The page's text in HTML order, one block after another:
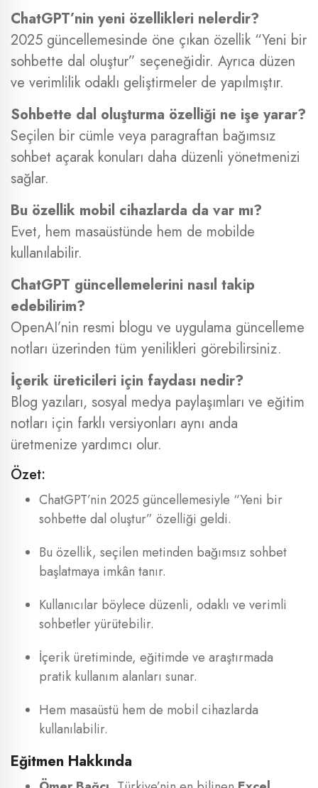
ChatGPT’nin yeni özellikleri nelerdir?
2025 güncellemesinde öne çıkan özellik “Yeni bir
sohbette dal oluştur” seçeneğidir. Ayrıca düzen
ve verimlilik odaklı geliştirmeler de yapılmıştır.
Sohbette dal oluşturma özelliği ne işe yarar?
Seçilen bir cümle veya paragraftan bağımsız
sohbet açarak konuları daha düzenli yönetmenizi
sağlar.
Bu özellik mobil cihazlarda da var mı?
Evet, hem masaüstünde hem de mobilde
kullanılabilir.
ChatGPT güncellemelerini nasıl takip
edebilirim?
OpenAI’nin resmi blogu ve uygulama güncelleme
notları üzerinden tüm yenilikleri görebilirsiniz.
İçerik üreticileri için faydası nedir?
Blog yazıları, sosyal medya paylaşımları ve eğitim
notları için farklı versiyonları aynı anda
üretmenize yardımcı olur.
Özet:
ChatGPT’nin 2025 güncellemesiyle “Yeni bir
sohbette dal oluştur” özelliği geldi.
Bu özellik, seçilen metinden bağımsız sohbet
başlatmaya imkân tanır.
Kullanıcılar böylece düzenli, odaklı ve verimli
sohbetler yürütebilir.
İçerik üretiminde, eğitimde ve araştırmada
pratik kullanım alanları sunar.
Hem masaüstü hem de mobil cihazlarda
kullanılabilir.
Eğitmen Hakkında